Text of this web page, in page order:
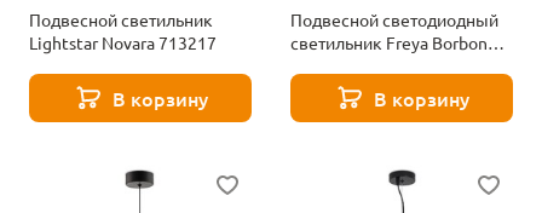
Подвесной светильник
Lightstar Novara 713217
В корзину
Подвесной светодиодный
светильник Freya Borbon
В корзину